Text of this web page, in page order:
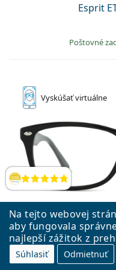
Na tejto webovej
aby fungovala
najlepší zážitok z
Súhlasiť Odmietnuť
Hodnotenia
Esprit
Poštovné
Vyskúšaťvirtuálne